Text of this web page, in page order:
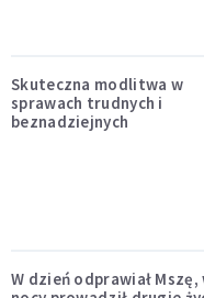
Skuteczna modlitwa w
sprawach trudnych i
beznadziejnych
W dzień odprawiał Mszę,